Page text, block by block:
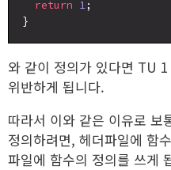
return 1;
와 같이 정의가 있다면 TU
위반하게 됩니다.
따라서 이와 같은 이유로 보
정의하려면, 헤더파일에 함
파일에 함수의 정의를 쓰게